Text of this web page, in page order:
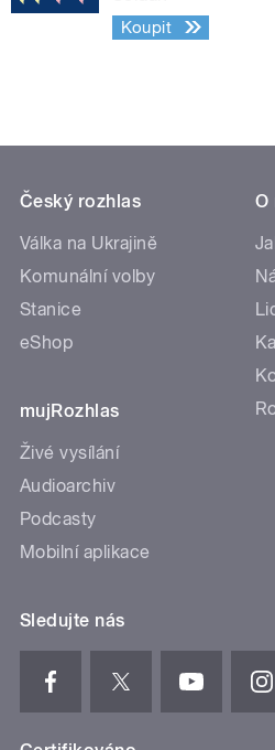
Koupit
Český rozhlas
Válka na Ukrajině
Komunální volby
Stanice
eShop
mujRozhlas
Živé vysílání
Audioarchiv
Podcasty
Mobilní aplikace
O
Sledujte nás